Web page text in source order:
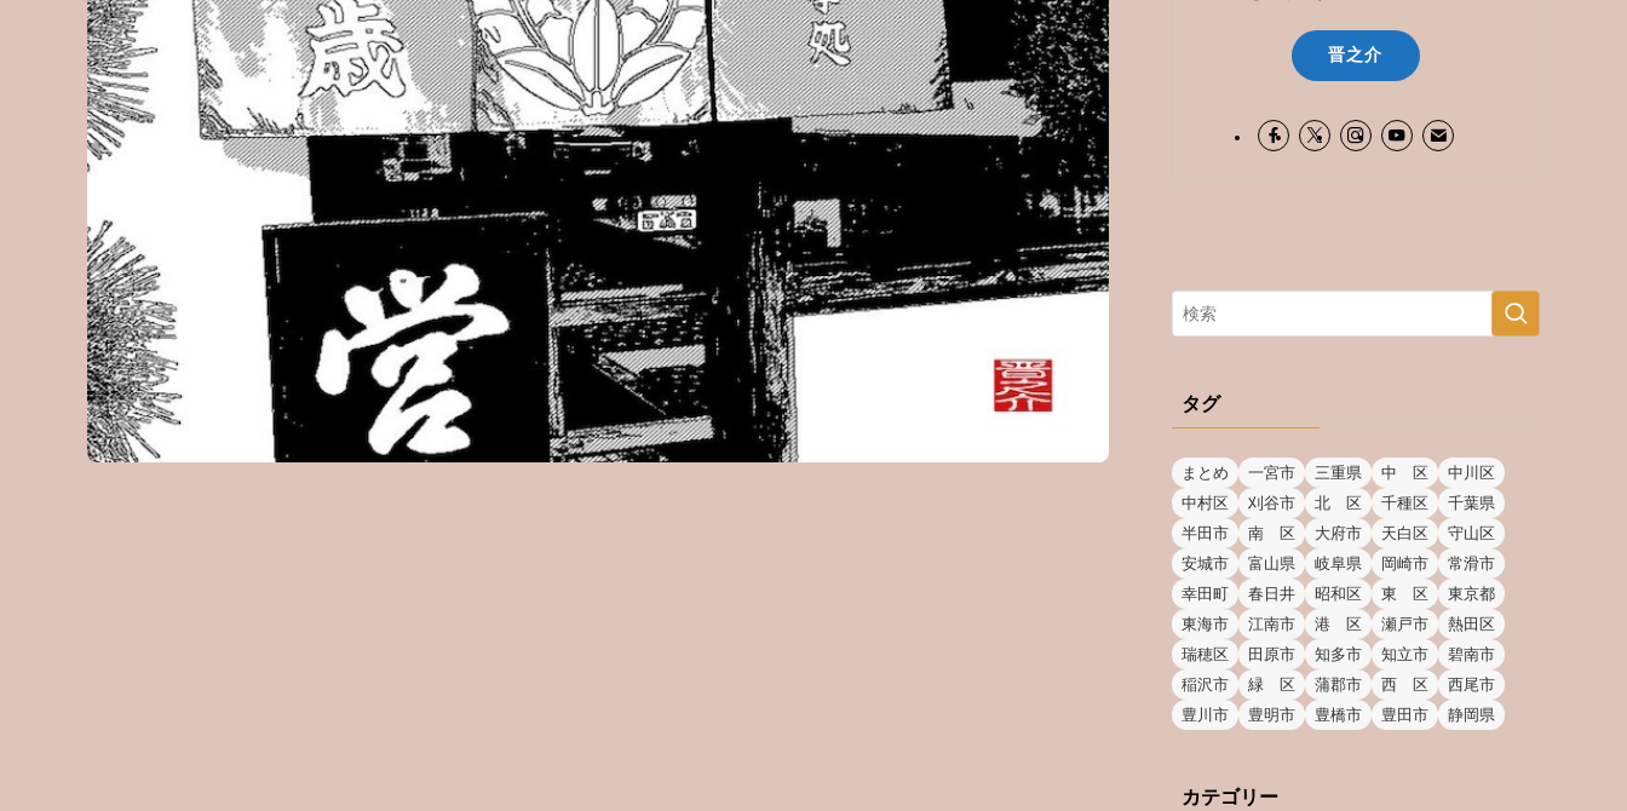
晋之介
タグ
まとめ 一宮市 三重県 中 区
中川区
中村区
刈谷市 北 区 千種区
千葉県
半田市
南 区 大府市 天白区
守山区
安城市
富山県 岐阜県 岡崎市
常滑市
幸田町
春日井 昭和区 東 区
東京都
東海市
江南市 港 区 瀬戸市
熱田区
瑞穂区
田原市 知多市 知立市
碧南市
稲沢市
緑 区 蒲郡市 西 区
西尾市
豊川市
豊明市 豊橋市 豊田市 静岡県
カテゴリー